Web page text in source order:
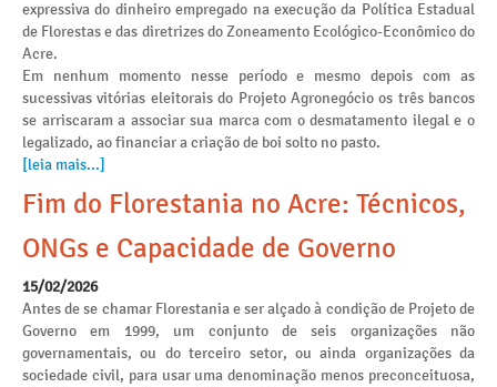
expressiva do dinheiro empregado na execução da Política Estadual
de Florestas e das diretrizes do Zoneamento Ecológico-Econômico do
Acre.
Em nenhum momento nesse período e mesmo depois com as
sucessivas vitórias eleitorais do Projeto Agronegócio os três bancos
se arriscaram a associar sua marca com o desmatamento ilegal e o
legalizado, ao financiar a criação de boi solto no pasto.
[leia mais...]
Fim do Florestania no Acre: Técnicos,
ONGs e Capacidade de Governo
15/02/2026
Antes de se chamar Florestania e ser alçado à condição de Projeto de
Governo em 1999, um conjunto de seis organizações não
governamentais, ou do terceiro setor, ou ainda organizações da
sociedade civil, para usar uma denominação menos preconceituosa,